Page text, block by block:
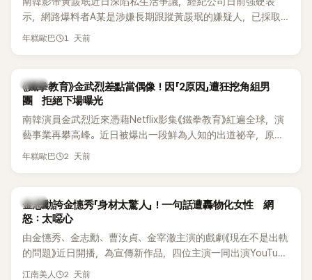
起，節目現場立刻充滿驚呼聲與笑聲，也再次讓人見識到她面
對流言時「豁出去」的直率性格。其實她過去也曾在 SBS 節目
《脫掉鞋子恢單4Men》 中，親自公開那張當年引發話題的「腋下
員身分出道，該團在 2000 年代初期紅極一時，由李智惠、徐
智英兩位女成員，以及張錫炫、Chris Kim 兩位男成員組成。不
過後來爆出長達四年的團內霸凌風波，甚至傳出徐智英母親對
李智惠言語辱罵、動手等爭議，最終團體於 2002 年解散。 團
體解散後，李智惠轉型 solo，靠著綜藝與歌唱實力持續活躍演
藝圈。據悉，她當年能加入 S#arp，也與 李尚敏 的賞識有關。
感情方面，李智惠於 2017 年與圈外男友結婚，婚後育有兩個
目，她經營的 YouTube 頻道也即將突破百萬訂閱，近年內容深
受網友喜愛，再度迎來事業第二春。
示，網路爆料者A某是涉嫌長期跟蹤黃晸珉的嫌疑人，已採取
法律行動。不過，A某並未因此停止發聲，5日再度透過社群平
年糕歐巴 1 天前
韓星
《鐵拳教育》金武烈差點當偶像！因「2原因」遭狂挖角組男
團 拒絕下場曝光
南韓演員金武烈近來憑藉Netflix影集《鐵拳教育》紅遍全球，演
藝事業再攀高峰。近日被爆出一段鮮為人知的出道祕辛，原來
他當年差點不是以演員身分出道，而是成為男團偶像的一員。
年糕歐巴 2 天前
韓星
金志勳誇金憓秀「身材太驚人」！一句話遭轟物化女性 網
怒：太噁心
由金憓秀、金志勳、曹汝貞、金宰澈主演的戲劇《現在不是出軌
的問題》近日開播，為宣傳新作品，四位主演一同出演YouTube
節目，不料訪談中的一段發言卻意外掀起爭議。不少網友認
江南美人 2 天前